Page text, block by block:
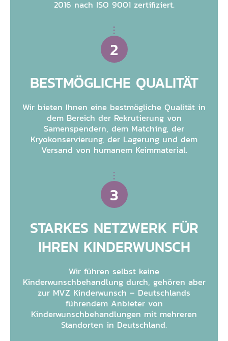
2016 nach ISO 9001 zertifiziert.
2
BESTMÖGLICHE QUALITÄT
Wir bieten Ihnen eine bestmögliche Qualität in
dem Bereich der Rekrutierung von
Samenspendern, dem Matching, der
Kryokonservierung, der Lagerung und dem
Versand von humanem Keimmaterial.
3
STARKES NETZWERK FÜR
IHREN KINDERWUNSCH
Wir führen selbst keine
Kinderwunschbehandlung durch, gehören aber
zur MVZ Kinderwunsch – Deutschlands
führendem Anbieter von
Kinderwunschbehandlungen mit mehreren
Standorten in Deutschland.